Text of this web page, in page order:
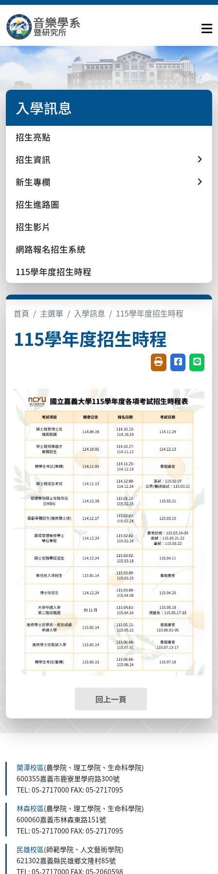
入學訊息
招生亮點
招生資訊
新生專欄
招生進路圖
招生影片
網路報名招生系統
115學年度招生時程
首頁 主選單 入學訊息 115學年度招生時程
115學年度招生時程
友善列印(開新視
分享至臉書
分享
回上一頁
蘭潭校區(農學院、理工學院、生命科學院)
600355嘉義市鹿寮里學府路300號
TEL: 05-2717000 FAX: 05-2717095
林森校區(農學院、理工學院、生命科學院)
600060嘉義市林森東路151號
TEL: 05-2717000 FAX: 05-2717095
民雄校區(師範學院、人文藝術學院)
621302嘉義縣民雄鄉文隆村85號
TEL: 05-2717000 FAX: 05-2060598